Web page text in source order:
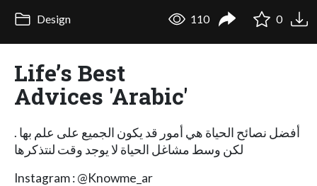
Design 110 0
Life’s Best
Advices 'Arabic'
أفضل نصائح الحياة هي أمور قد يكون الجميع على علم بها .
لكن وسط مشاغل الحياة لا يوجد وقت لنتذكرها
Instagram : @Knowme_ar